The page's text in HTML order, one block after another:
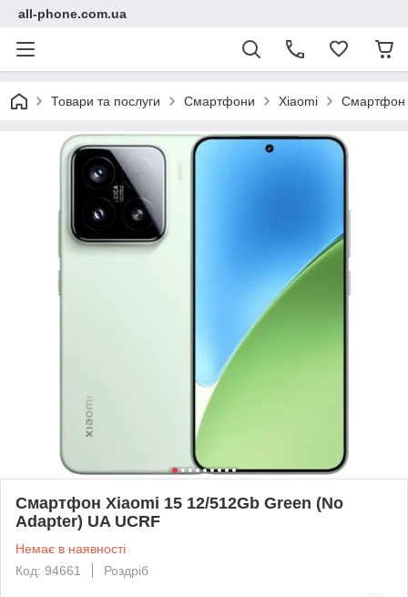
all-phone.com.ua
Товари та послуги Смартфони Xiaomi Смартфон
Смартфон Xiaomi 15 12/512Gb Green (No
Adapter) UA UCRF
Немає в наявності
Код: 94661
Роздріб